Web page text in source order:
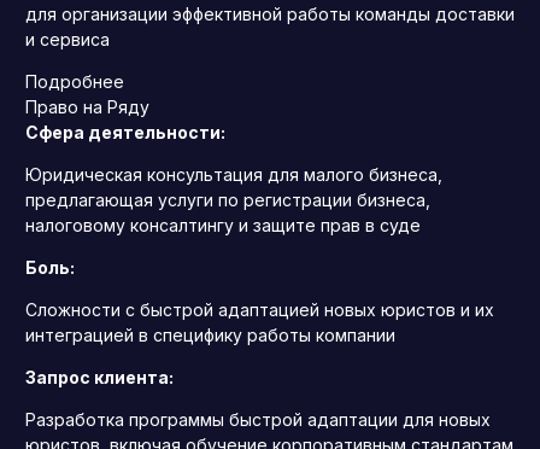
для организации эффективной работы команды доставки
и сервиса
Подробнее
Право на Ряду
Сфера деятельности:
Юридическая консультация для малого бизнеса,
предлагающая услуги по регистрации бизнеса,
налоговому консалтингу и защите прав в суде
Боль:
Сложности с быстрой адаптацией новых юристов и их
интеграцией в специфику работы компании
Запрос клиента:
Разработка программы быстрой адаптации для новых
юристов, включая обучение корпоративным стандартам